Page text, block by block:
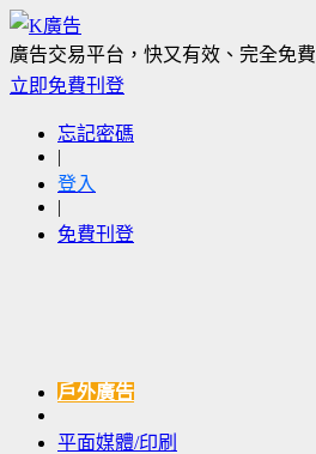
廣告交易平台，快又有效、完全免費
立即免費刊登
忘記密碼
|
登入
|
免費刊登
戶外廣告
平面媒體/印刷